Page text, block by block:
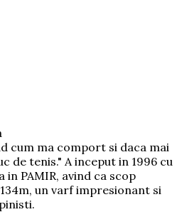
cum ma comport si daca mai
de tenis." A inceput in 1996 cu
PAMIR, avind ca scop
un varf impresionant si